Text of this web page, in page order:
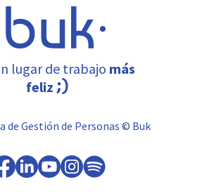
lugar de trabajo más
feliz
de Gestión de Personas © Buk